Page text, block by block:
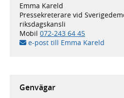
Emma Kareld
Pressekreterare vid
riksdagskansli
Mobil 072-243 64 45
e-post till Emma Kareld
Genvägar